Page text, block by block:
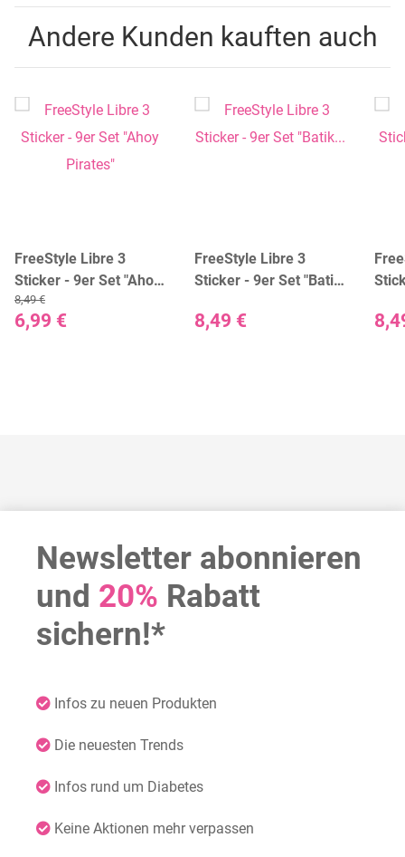
Andere Kunden kauften auch
FreeStyle Libre 3
Sticker - 9er Set "Ahoy
Pirates"
6,99 €
8,49 €
FreeStyle Libre 3
Sticker - 9er Set "Batik
8,49 €
Newsletter abonnieren
und 20% Rabatt
sichern!*
Infos zu neuen Produkten
Die neuesten Trends
Infos rund um Diabetes
Keine Aktionen mehr verpassen